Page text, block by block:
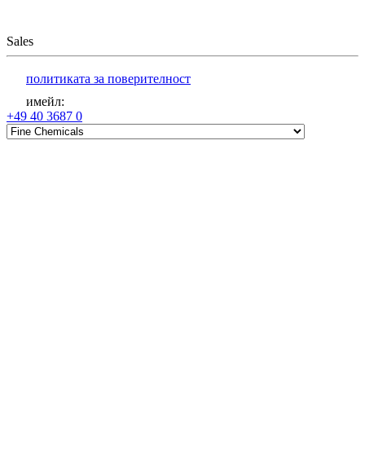
Sales
политиката за поверителност
имейл:
+49 40 3687 0